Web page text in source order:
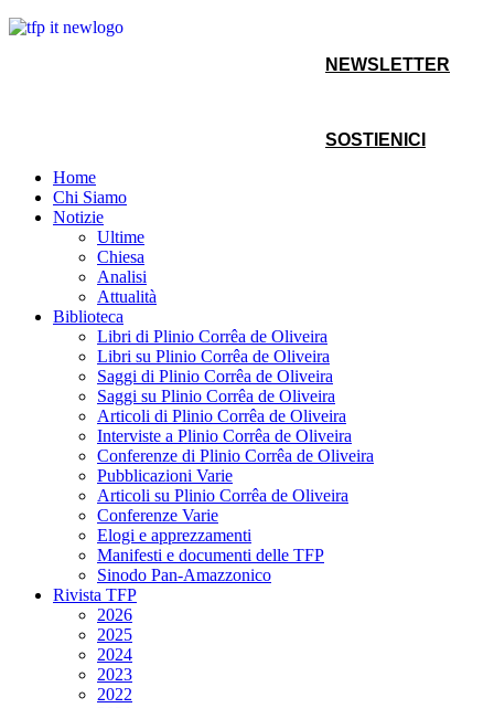
NEWSLETTER
SOSTIENICI
Home
Chi Siamo
Notizie
Ultime
Chiesa
Analisi
Attualità
Biblioteca
Libri di Plinio Corrêa de Oliveira
Libri su Plinio Corrêa de Oliveira
Saggi di Plinio Corrêa de Oliveira
Saggi su Plinio Corrêa de Oliveira
Articoli di Plinio Corrêa de Oliveira
Interviste a Plinio Corrêa de Oliveira
Conferenze di Plinio Corrêa de Oliveira
Pubblicazioni Varie
Articoli su Plinio Corrêa de Oliveira
Conferenze Varie
Elogi e apprezzamenti
Manifesti e documenti delle TFP
Sinodo Pan-Amazzonico
Rivista TFP
2026
2025
2024
2023
2022